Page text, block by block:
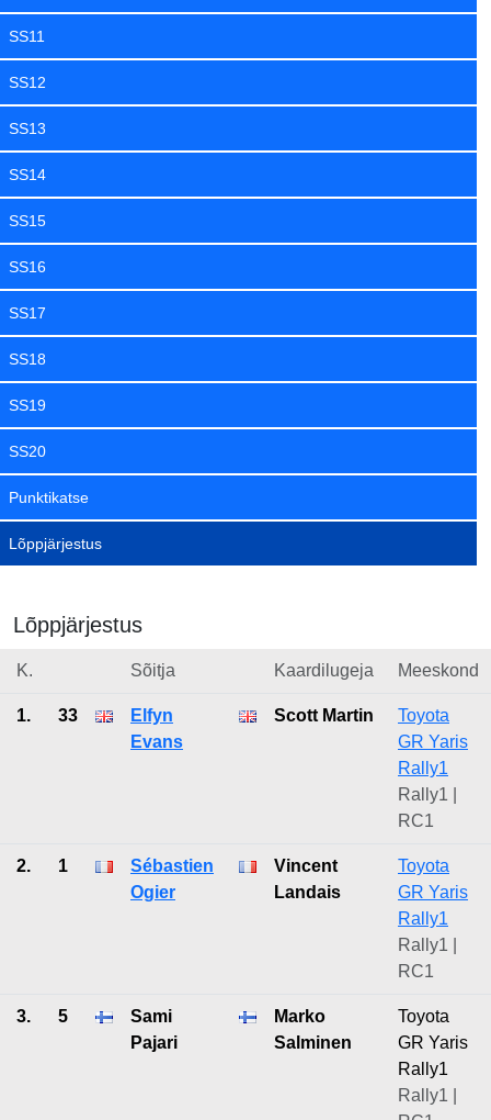
SS11
SS12
SS13
SS14
SS15
SS16
SS17
SS18
SS19
SS20
Punktikatse
Lõppjärjestus
Lõppjärjestus
K. Sõitja Kaardilugeja Meeskond
1. 33
Elfyn
Evans
Scott Martin
Toyota
GR Yaris
Rally1
Rally1 |
RC1
2. 1
Sébastien
Ogier
Vincent
Landais
Toyota
GR Yaris
Rally1
Rally1 |
RC1
3. 5
Sami
Pajari
Marko
Salminen
Toyota
GR Yaris
Rally1
Rally1 |